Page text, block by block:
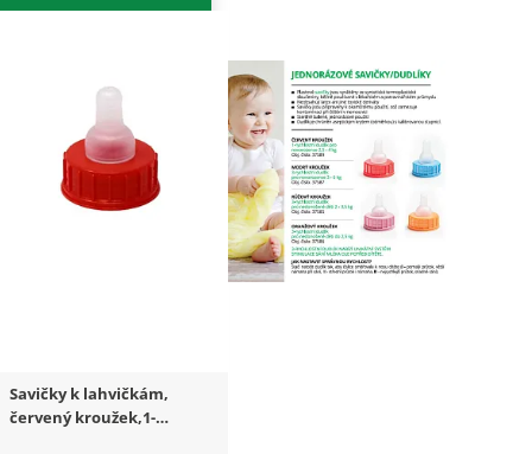
Savičky k lahvičkám,
červený kroužek,1-